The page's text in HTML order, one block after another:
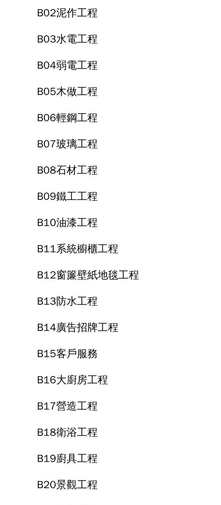
B02泥作工程
B03水電工程
B04弱電工程
B05木做工程
B06輕鋼工程
B07玻璃工程
B08石材工程
B09鐵工工程
B10油漆工程
B11系統櫥櫃工程
B12窗簾壁紙地毯工程
B13防水工程
B14廣告招牌工程
B15客戶服務
B16大廚房工程
B17營造工程
B18衛浴工程
B19廚具工程
B20景觀工程